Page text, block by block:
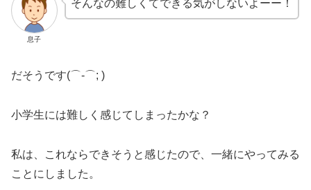
息子
そんなの難しくてできる気がしないよーー！
だそうです(⌒-⌒; )
小学生には難しく感じてしまったかな？
私は、これならできそうと感じたので、一緒にやってみる
ことにしました。